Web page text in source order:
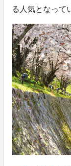
る人気となって